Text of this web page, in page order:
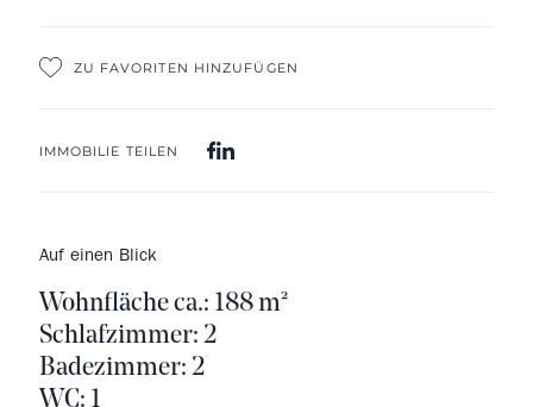
ZU FAVORITEN HINZUFÜGEN
IMMOBILIE TEILEN
Auf einen Blick
Wohnfläche ca.: 188 m²
Schlafzimmer: 2
Badezimmer: 2
WC: 1